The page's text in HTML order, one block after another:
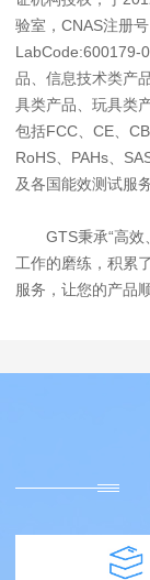
验室，CNAS注册
LabCode:600179-
品、信息技术类产
具类产品、玩具类
包括FCC、CE、
RoHS、PAHs、
及各国能效测试服务
GTS秉承“高
工作的磨练，积累
服务，让您的产品